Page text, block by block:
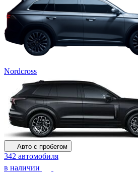
Nordcross
Авто с пробегом
342 автомобиля
в наличии